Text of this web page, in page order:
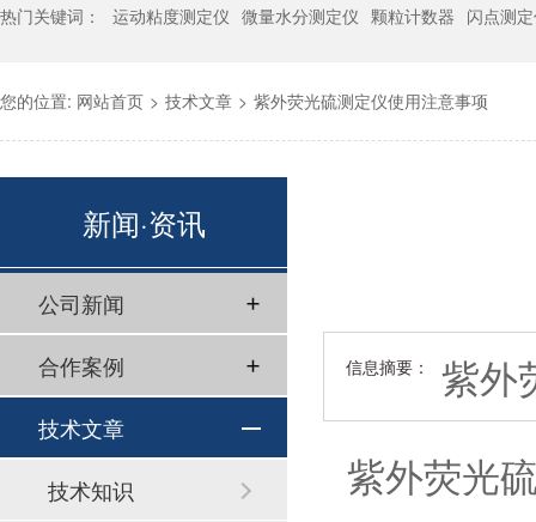
热门关键词： 运动粘度测定仪 微量水分测定仪 颗粒计数器 闪点测
您的位置: 网站首页 > 技术文章 > 紫外荧光硫测定仪使用注意事项
信息摘要：
紫外
紫外荧光
新闻·资讯
公司新闻
合作案例
技术文章
技术知识